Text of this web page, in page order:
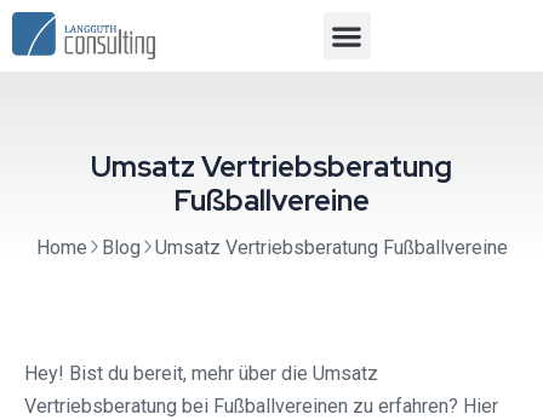
Umsatz Vertriebsberatung
Fußballvereine
Home Blog Umsatz Vertriebsberatung Fußballvereine
Hey! Bist du bereit, mehr über die Umsatz
Vertriebsberatung bei Fußballvereinen zu erfahren? Hier